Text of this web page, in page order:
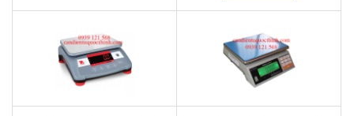
hiển thị
Quá tải
an toàn
150% tải trọng cân